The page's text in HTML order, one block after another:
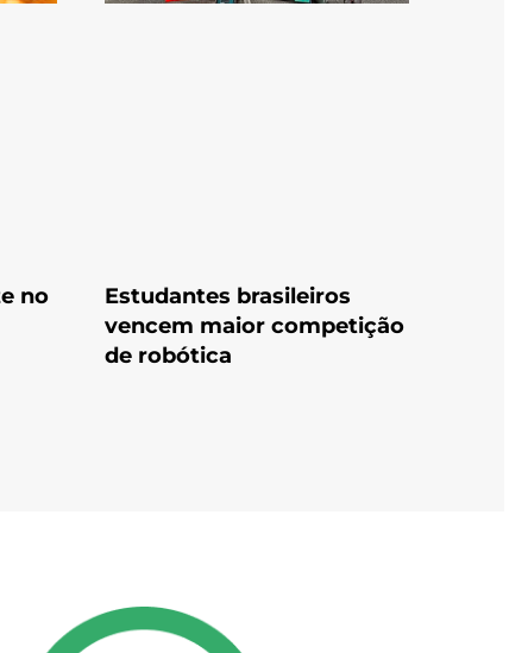
no
Estudantes brasileiros
vencem maior competição
de robótica